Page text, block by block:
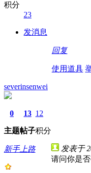
积分
23
发消息
回复
使用道具
severinsenwei
0
主题
13
帖子
12
积分
新手上路 发表于
请问你是